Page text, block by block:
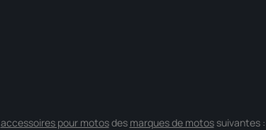
accessoires pour motosdes marques de motossuivantes :